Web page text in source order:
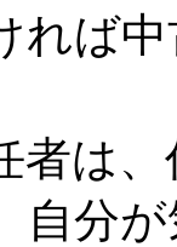
れば
者は
自分